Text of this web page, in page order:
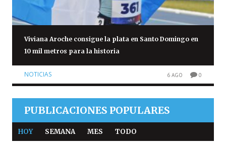
Viviana Aroche consigue la plata en Santo Domingo en
10 mil metros para la historia
NOTICIAS 6 AGO 0
PUBLICACIONES POPULARES
HOY SEMANA MES TODO